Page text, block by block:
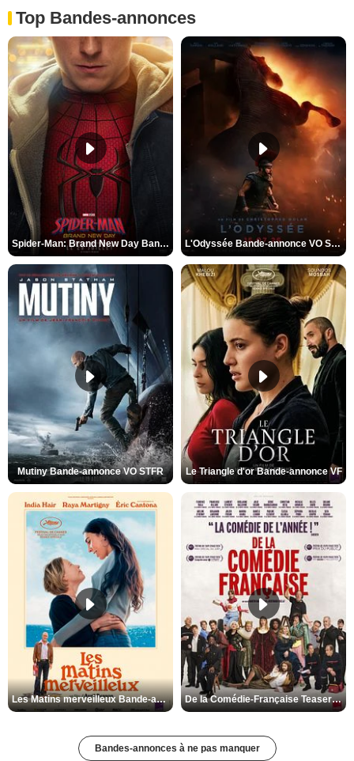
Top Bandes-annonces
Spider-Man: Brand New Day Bande-annonce VO STFR L'Odyssée Bande-annonce VO STFR
Mutiny Bande-annonce VO STFR Le Triangle d'or Bande-annonce VF
Les Matins merveilleux Bande-annonce VF De la Comédie-Française Teaser VF
Bandes-annonces à ne pas manquer